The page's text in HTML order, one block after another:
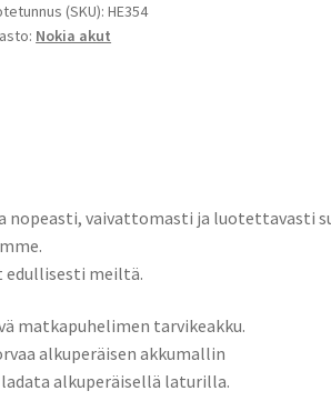
(SKU):HE354
Nokia akut
nopeasti, vaivattomasti ja luotettavasti
edullisesti meiltä.
matkapuhelimen tarvikeakku.
alkuperäisen akkumallin
ladata alkuperäisellä laturilla.